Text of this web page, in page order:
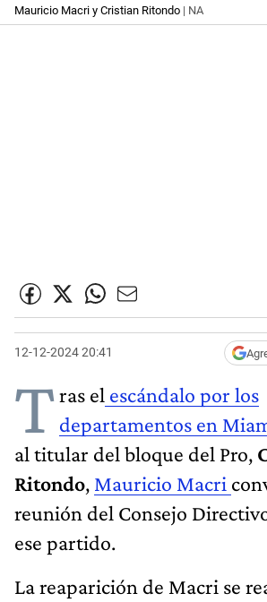
Mauricio Macri y Cristian Ritondo | NA
12-12-2024 20:41
Tras el escándalo por los
departamentos en
al titular del bloque del Pro,
Ritondo, Mauricio Macri
reunión del Consejo
ese partido.
La reaparición de Macri se